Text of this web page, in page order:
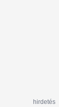
hirdetés